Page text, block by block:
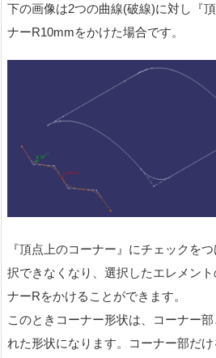
下の画像は2つの曲線(破線)に対し『
ナーR10mmをかけた場合です。
『頂点上のコーナー』にチェックを
択できなくなり、選択したエレメン
ナーRをかけることができます。
このときコーナー形状は、コーナー
れた形状になります。コーナー部だ